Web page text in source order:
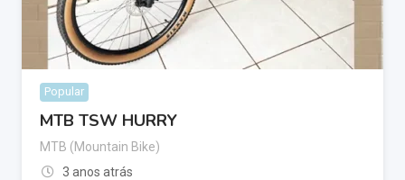
Popular
MTB TSW HURRY
MTB (Mountain Bike)
3 anos atrás